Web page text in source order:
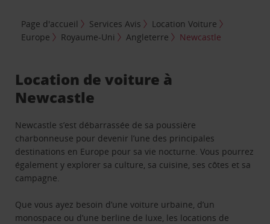
Page d'accueil Services Avis
Location Voiture
Europe
Royaume-Uni Angleterre Newcastle
Location de voiture à
Newcastle
Newcastle s’est débarrassée de sa poussière
charbonneuse pour devenir l’une des principales
destinations en Europe pour sa vie nocturne. Vous pourrez
également y explorer sa culture, sa cuisine, ses côtes et sa
campagne.
Que vous ayez besoin d’une voiture urbaine, d’un
monospace ou d’une berline de luxe, les locations de